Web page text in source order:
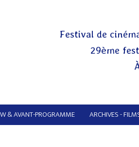
Festival de
29ème
& AVANT-PROGRAMME ARCHIVES -